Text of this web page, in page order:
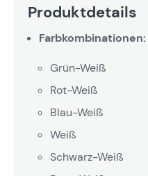
Produktdetails
Farbkombinationen:
Grün-Weiß
Rot-Weiß
Blau-Weiß
Weiß
Schwarz-Weiß